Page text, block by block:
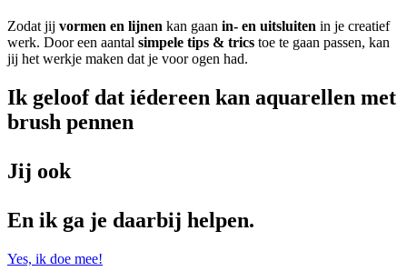
Zodat jij vormen en lijnen kan gaan in- en uitsluiten in je creatief
werk. Door een aantal simpele tips & trics toe te gaan passen, kan
jij het werkje maken dat je voor ogen had.
Ik geloof dat iédereen kan aquarellen met
brush pennen
Jij ook
En ik ga je daarbij helpen.
Yes, ik doe mee!